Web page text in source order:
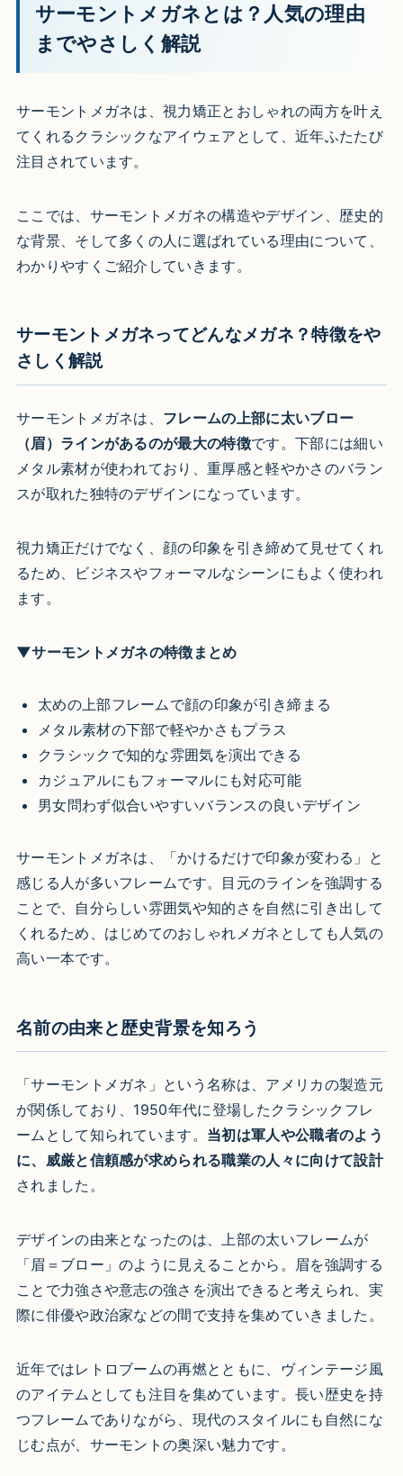
サーモントメガネとは？人気の理由
までやさしく解説
サーモントメガネは、視力矯正とおしゃれの両方を叶え
てくれるクラシックなアイウェアとして、近年ふたたび
注目されています。
ここでは、サーモントメガネの構造やデザイン、歴史的
な背景、そして多くの人に選ばれている理由について、
わかりやすくご紹介していきます。
サーモントメガネってどんなメガネ？特徴をや
さしく解説
サーモントメガネは、 フレームの上部に太いブロー
（眉）ラインがあるのが最大の特徴です。下部には細い
メタル素材が使われており、重厚感と軽やかさのバラン
スが取れた独特のデザインになっています。
視力矯正だけでなく、顔の印象を引き締めて見せてくれ
るため、ビジネスやフォーマルなシーンにもよく使われ
ます。
▼サーモントメガネの特徴まとめ
太めの上部フレームで顔の印象が引き締まる
メタル素材の下部で軽やかさもプラス
クラシックで知的な雰囲気を演出できる
カジュアルにもフォーマルにも対応可能
男女問わず似合いやすいバランスの良いデザイン
サーモントメガネは、「かけるだけで印象が変わる」と
感じる人が多いフレームです。目元のラインを強調する
ことで、自分らしい雰囲気や知的さを自然に引き出して
くれるため、はじめてのおしゃれメガネとしても人気の
高い一本です。
名前の由来と歴史背景を知ろう
「サーモントメガネ」という名称は、アメリカの製造元
が関係しており、1950年代に登場したクラシックフレ
ームとして知られています。 当初は軍人や公職者のよう
に、威厳と信頼感が求められる職業の人々に向けて設計
されました。
デザインの由来となったのは、上部の太いフレームが
「眉＝ブロー」のように見えることから。眉を強調する
ことで力強さや意志の強さを演出できると考えられ、実
際に俳優や政治家などの間で支持を集めていきました。
近年ではレトロブームの再燃とともに、ヴィンテージ風
のアイテムとしても注目を集めています。長い歴史を持
つフレームでありながら、現代のスタイルにも自然にな
じむ点が、サーモントの奥深い魅力です。